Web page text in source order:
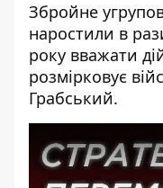
Збройне
наростили в
року вважати
розмірковує
Грабський.